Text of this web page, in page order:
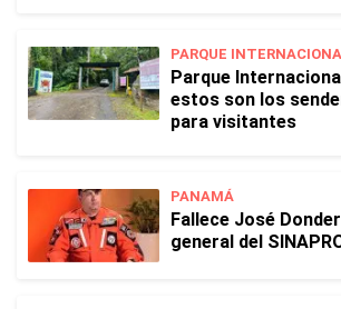
PARQUE
Parque
estos son los
para visitantes
PANAMÁ
Fallece José
general del